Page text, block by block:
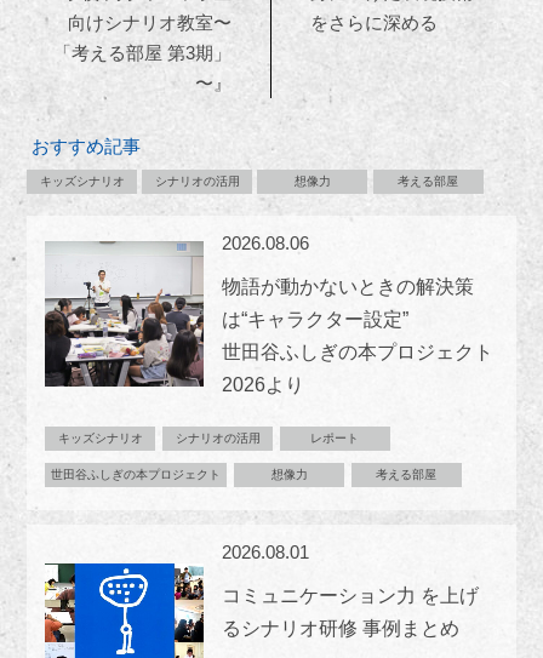
向けシナリオ教室〜
「考える部屋 第3期」
〜』
をさらに深める
おすすめ記事
キッズシナリオ シナリオの活用 想像力 考える部屋
2026.08.06
物語が動かないときの解決策
は“キャラクター設定”
世田谷ふしぎの本プロジェクト
2026より
キッズシナリオ シナリオの活用 レポート
世田谷ふしぎの本プロジェクト 想像力 考える部屋
2026.08.01
コミュニケーション力 を上げ
るシナリオ研修 事例まとめ